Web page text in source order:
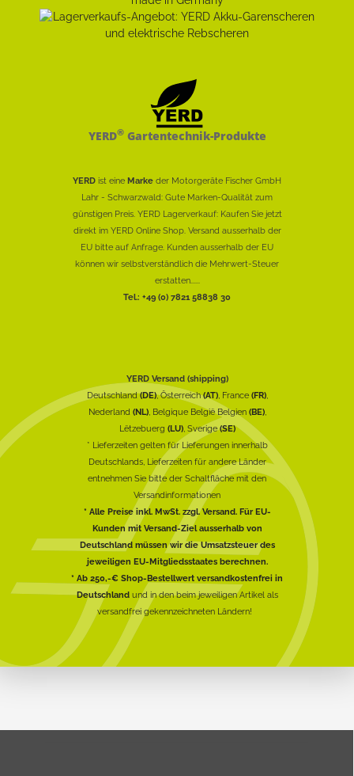
YERD®Gartentechnik-Produkte
YERD ist eine Marke der Motorgeräte Fischer GmbH
Lahr - Schwarzwald: Gute Marken-Qualität zum
günstigen Preis. YERD Lagerverkauf: Kaufen Sie jetzt
direkt im YERD Online Shop. Versand ausserhalb der
EU bitte auf Anfrage. Kunden ausserhalb der EU
können wir selbstverständlich die Mehrwert-Steuer
erstatten......
Tel.: +49 (0) 7821 58838 30
YERD Versand (shipping)
Deutschland(DE), Österreich(AT), France (FR),
Nederland (NL), Belgique België Belgien (BE),
Lëtzebuerg (LU), Sverige(SE)
* Lieferzeiten gelten für Lieferungen innerhalb
Deutschlands, Lieferzeiten für andere Länder
entnehmen Sie bitte der Schaltfläche mit den
Versandinformationen
* Alle Preise inkl. MwSt. zzgl. Versand. Für EU-
Kunden mit Versand-Ziel ausserhalb von
Deutschland müssen wir die Umsatzsteuer des
jeweiligen EU-Mitgliedsstaates berechnen.
* Ab 250,-€ Shop-Bestellwert versandkostenfrei in
Deutschlandund in den beim jeweiligen Artikel als
versandfrei gekennzeichneten Ländern!